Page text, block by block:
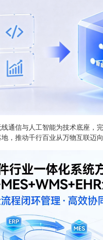
信与人工智能为技术底座，
，推动千行百业从万物互联迈向